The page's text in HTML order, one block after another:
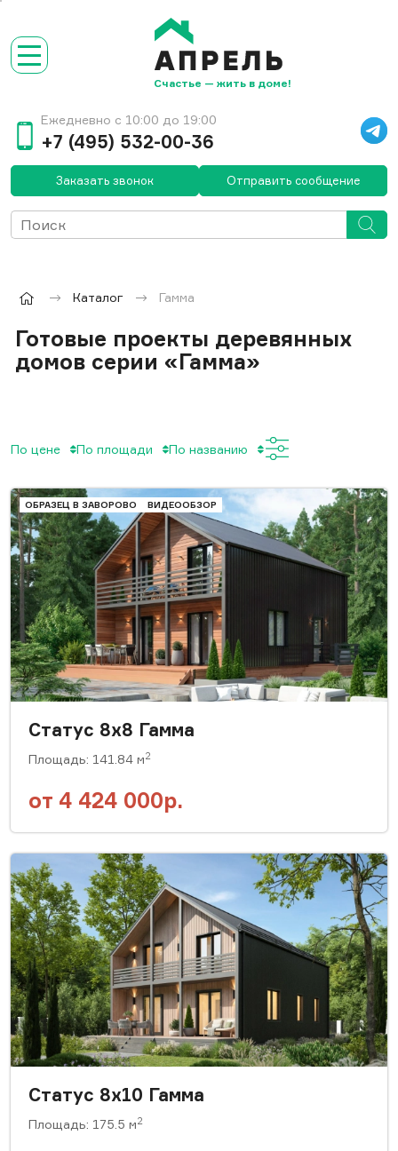
Счастье — жить в доме!
Ежедневно с 10:00 до 19:00
+7 (495) 532-00-36
Заказать звонок Отправить сообщение
Каталог Гамма
Готовые проекты деревянных
домов серии «Гамма»
По цене По площади По названию
ОБРАЗЕЦ В ЗАВОРОВО ВИДЕООБЗОР
Статус 8х8 Гамма
Площадь: 141.84 м2
от 4 424 000р.
Статус 8х10 Гамма
Площадь: 175.5 м2